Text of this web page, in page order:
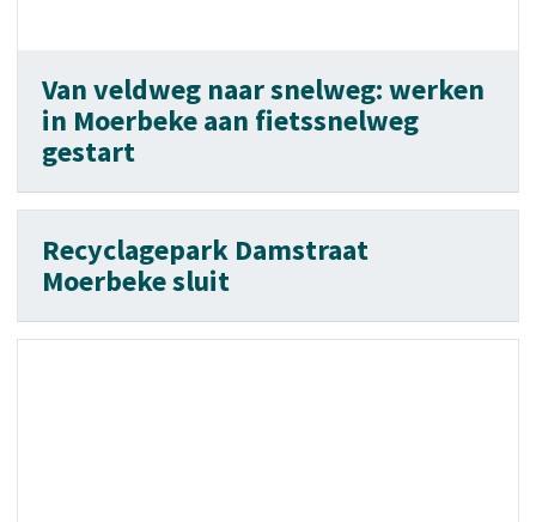
Van veldweg naar snelweg: werken
in Moerbeke aan fietssnelweg
gestart
Recyclagepark Damstraat
Moerbeke sluit